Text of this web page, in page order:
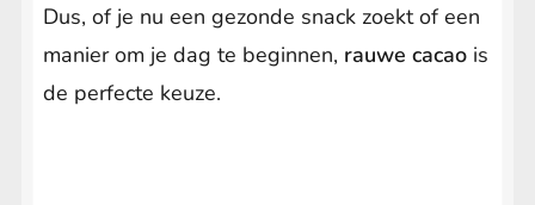
Dus, of je nu een gezonde snack zoekt of een
manier om je dag te beginnen, rauwe cacao is
de perfecte keuze.